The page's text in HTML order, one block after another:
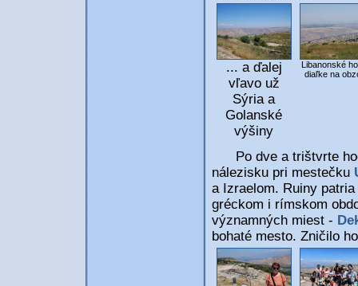
... a ďalej
vľavo už
Sýria a
Golanské
výšiny
Libanonské
diaľke na
Po dve a trištvrte
nálezisku pri mestečku
a Izraelom. Ruiny
gréckom i rímskom
významných miest -
bohaté mesto. Zničilo